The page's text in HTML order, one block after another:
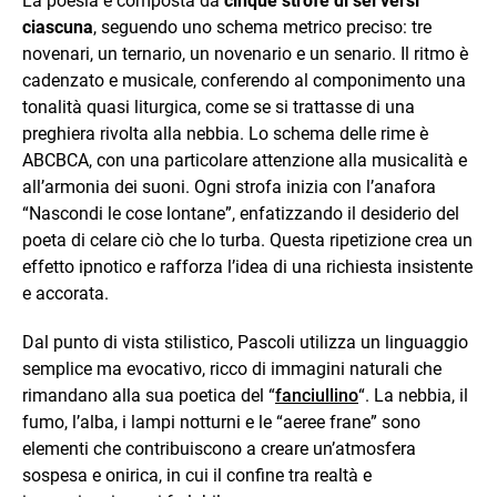
ciascuna, seguendo uno schema metrico preciso: tre
novenari, un ternario, un novenario e un senario. Il ritmo è
cadenzato e musicale, conferendo al componimento una
tonalità quasi liturgica, come se si trattasse di una
preghiera rivolta alla nebbia. Lo schema delle rime è
ABCBCA, con una particolare attenzione alla musicalità e
all’armonia dei suoni. Ogni strofa inizia con l’anafora
“Nascondi le cose lontane”, enfatizzando il desiderio del
poeta di celare ciò che lo turba. Questa ripetizione crea un
effetto ipnotico e rafforza l’idea di una richiesta insistente
e accorata.
Dal punto di vista stilistico, Pascoli utilizza un linguaggio
semplice ma evocativo, ricco di immagini naturali che
rimandano alla sua poetica del “fanciullino“. La nebbia, il
fumo, l’alba, i lampi notturni e le “aeree frane” sono
elementi che contribuiscono a creare un’atmosfera
sospesa e onirica, in cui il confine tra realtà e